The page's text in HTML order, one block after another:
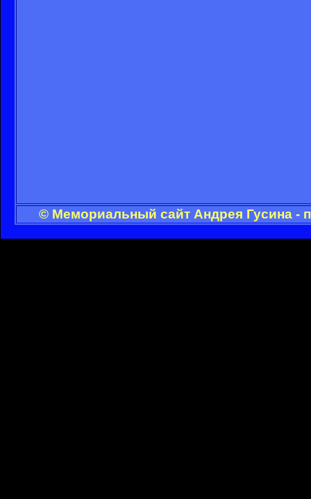
© Мемориальный сайт Андрея Гусина -